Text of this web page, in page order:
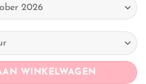
WINKELWAGEN